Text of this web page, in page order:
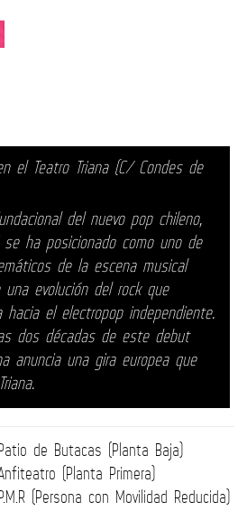
el Teatro Triana (C/ Condes de
del nuevo pop chileno,
se ha posicionado como uno de
de la escena musical
evolución del rock que
el electropop independiente.
dos décadas de este debut
anuncia una gira europea que
de Butacas (Planta Baja)
(Planta Primera)
(Persona con Movilidad Reducida)